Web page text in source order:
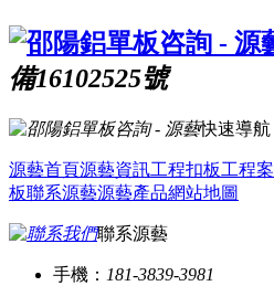
備16102525號
快速導航
源藝首頁源藝資訊工程扣板工程
板聯系源藝源藝產品網站地圖
聯系源藝
手機： 181-3839-3981